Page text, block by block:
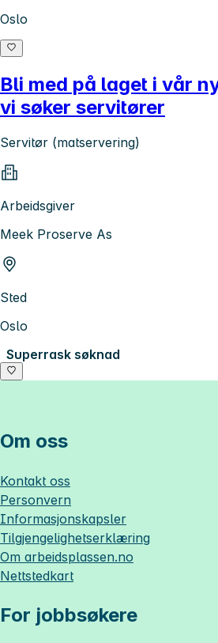
Oslo
Bli med på laget i vår
vi søker servitører
Servitør (matservering)
Arbeidsgiver
Meek Proserve As
Sted
Oslo
Superrask søknad
Om oss
Kontakt oss
Personvern
Informasjonskapsler
Tilgjengelighetserklæring
Om arbeidsplassen.no
Nettstedkart
For jobbsøkere